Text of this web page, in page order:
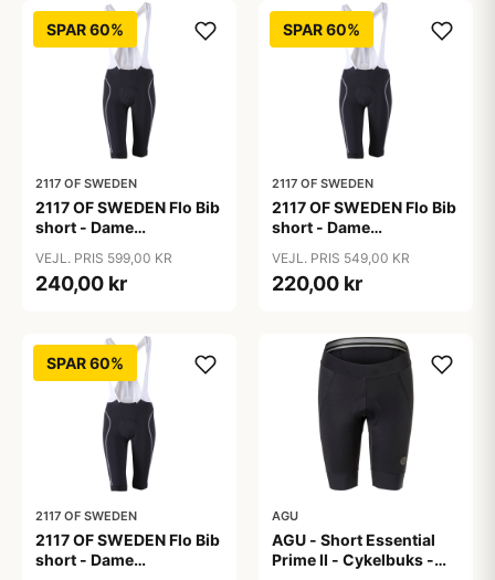
SPAR 60%
2117 OF SWEDEN
2117 OF SWEDEN Flo Bib
short - Dame
Sort - Str. 36
VEJL. PRIS 599,00 KR
240,00 kr
SPAR 60%
2117 OF SWEDEN
2117 OF SWEDEN Flo Bib
short - Dame
Sort - Str. 38
VEJL. PRIS 549,00 KR
220,00 kr
SPAR 60%
2117 OF SWEDEN
2117 OF SWEDEN Flo Bib
short - Dame
AGU
AGU - Short Essential
Prime II - Cykelbuks -